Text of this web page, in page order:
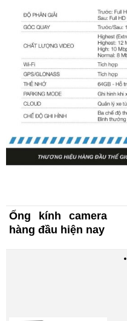
Ống kính camera
hàng đầu hiện nay